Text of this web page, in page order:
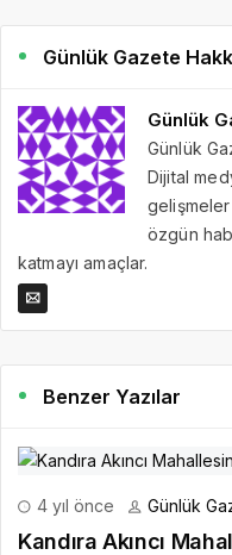
Günlük Gazete
Günlük
Günlük
Dijital
özgün
katmayı amaçlar.
Benzer Yazılar
4 yıl önce Günlük
Kandıra Akıncı